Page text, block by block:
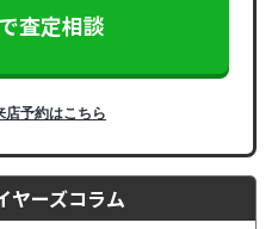
査定相談
店予約はこちら
ヤーズコラム